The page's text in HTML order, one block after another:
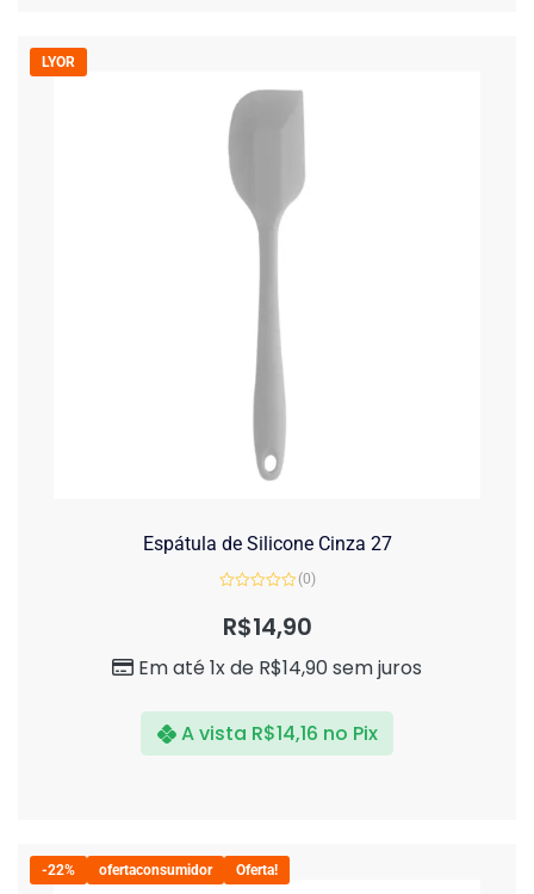
LYOR
Espátula de Silicone Cinza 27
de
(0)
R$14,90
Em até 1x de R$14,90sem juros
A vista R$14,16 no Pix
-22% ofertaconsumidor Oferta!